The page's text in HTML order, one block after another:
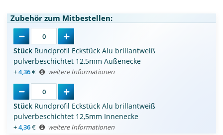
Zubehör zum Mitbestellen:
Stück Rundprofil Eckstück Alu brillantweiß
pulverbeschichtet 12,5mm Außenecke
+4,36€ weitere Informationen
Stück Rundprofil Eckstück Alu brillantweiß
pulverbeschichtet 12,5mm Innenecke
+4,36€ weitere Informationen